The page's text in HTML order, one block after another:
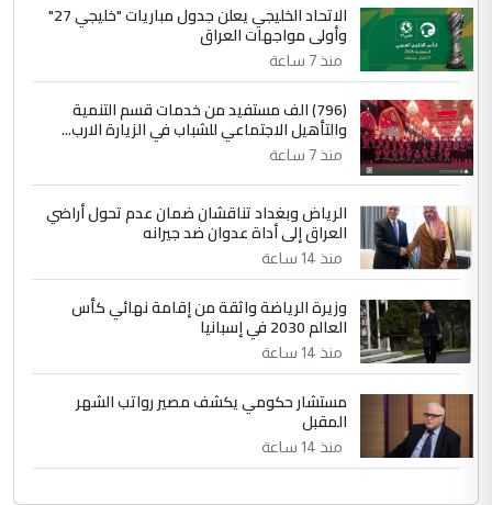
الاتحاد الخليجي يعلن جدول مباريات "خليجي 27"
وأولى مواجهات العراق
منذ 7 ساعة
(796) الف مستفيد من خدمات قسم التنمية
والتأهيل الاجتماعي للشباب في الزيارة الارب...
منذ 7 ساعة
الرياض وبغداد تناقشان ضمان عدم تحول أراضي
العراق إلى أداة عدوان ضد جيرانه
منذ 14 ساعة
وزيرة الرياضة واثقة من إقامة نهائي كأس
العالم 2030 في إسبانيا
منذ 14 ساعة
مستشار حكومي يكشف مصير رواتب الشهر
المقبل
منذ 14 ساعة